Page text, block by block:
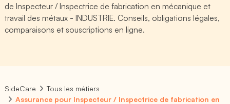
de Inspecteur / Inspectrice de fabrication en mécanique et
travail des métaux - INDUSTRIE. Conseils, obligations légales,
comparaisons et souscriptions en ligne.
SideCare
Tous les métiers
Assurance pour Inspecteur / Inspectrice de fabrication en